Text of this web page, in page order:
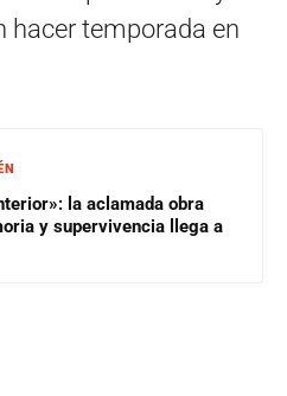
hacer temporada en
la aclamada obra
y supervivencia llega a